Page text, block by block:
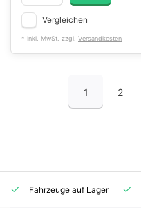
Vergleichen
* Inkl. MwSt. zzgl. Versandkosten
1 2
Fahrzeuge auf Lager